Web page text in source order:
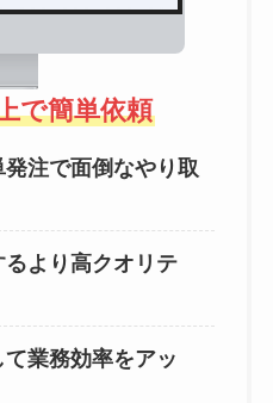
で簡単依頼
注で面倒なやり取
より高クオリテ
て業務効率をアッ